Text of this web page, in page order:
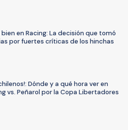
bien en Racing: La decisión que tomó
por fuertes críticas de los hinchas
Dónde y a qué hora ver en
vs. Peñarol por la Copa Libertadores